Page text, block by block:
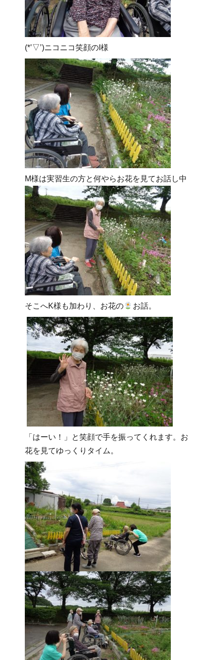
(*’▽’)ニコニコ笑顔のI様
M様は実習生の方と何やらお花を見てお話し中
そこへK様も加わり、お花の お話。
「はーい！」と笑顔で手を振ってくれます。お
花を見てゆっくりタイム。